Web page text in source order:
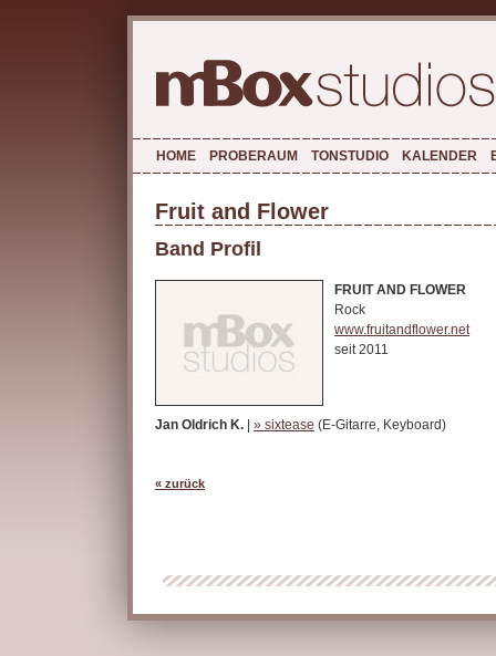
HOME PROBERAUM TONSTUDIO KALENDER
Fruit and Flower
Band Profil
FRUIT AND FLOWER
Rock
www.fruitandflower.net
seit 2011
Jan Oldrich K. » sixtease (E-Gitarre, Keyboard)
« zurück